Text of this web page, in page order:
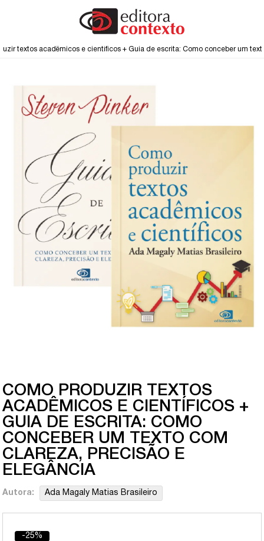
textos acadêmicos e científicos + Guia de escrita: Como conceber um
COMO PRODUZIR TEXTOS
ACADÊMICOS E CIENTÍFICOS +
GUIA DE ESCRITA: COMO
CONCEBER UM TEXTO COM
CLAREZA, PRECISÃO E
ELEGÂNCIA
Autora: Ada Magaly Matias Brasileiro
-25%